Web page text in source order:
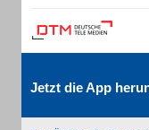
Jetzt die App